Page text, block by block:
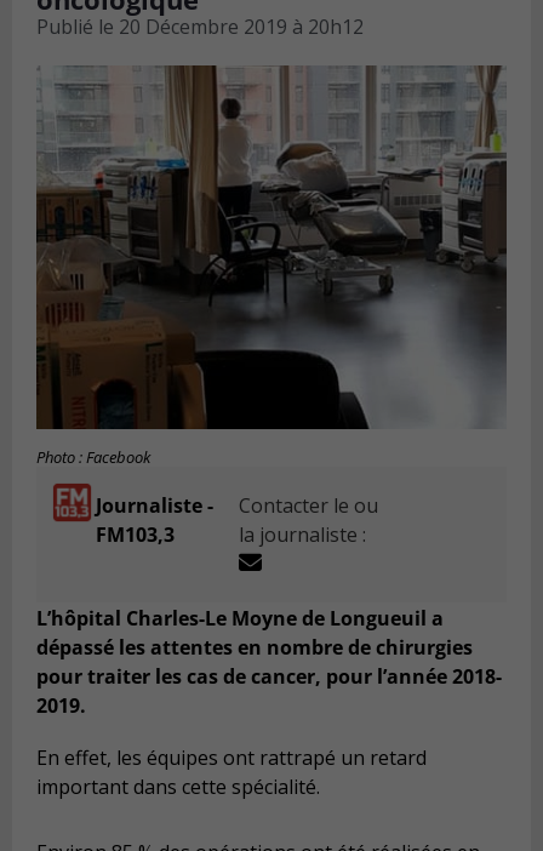
Publié le 20 Décembre 2019 à 20h12
Photo : Facebook
Journaliste -
FM103,3
Contacter le ou
la journaliste :
L’hôpital Charles-Le Moyne de Longueuil a
dépassé les attentes en nombre de chirurgies
pour traiter les cas de cancer, pour l’année 2018-
2019.
En effet, les équipes ont rattrapé un retard
important dans cette spécialité.